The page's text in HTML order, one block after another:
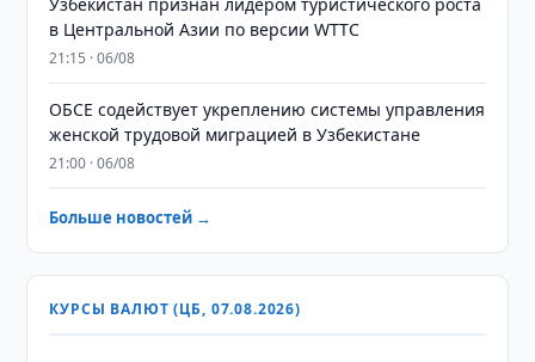
в Центральной Азии по версии WTTC
21:15 · 06/08
ОБСЕ содействует укреплению системы управления
женской трудовой миграцией в Узбекистане
21:00 · 06/08
Больше новостей →
КУРСЫ ВАЛЮТ (ЦБ, 07.08.2026)